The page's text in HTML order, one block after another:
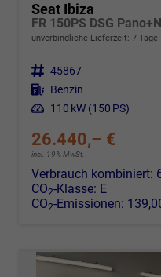
Seat Ibiza
unverbindliche Lieferzeit: 7 Tage
Fahrzeugnr. 45867
Kraftstoff Benzin
Leistung 110 kW (150 PS)
26.440,– €
incl. 19% MwSt.
Verbrauch kombiniert:
CO2-Klasse: E
CO2-Emissionen: